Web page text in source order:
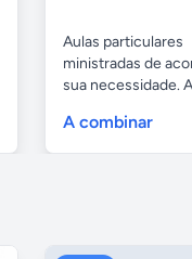
Aulas particulares
ministradas de
sua necessidade.
A combinar